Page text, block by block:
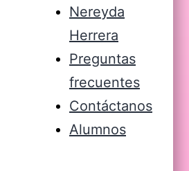
Nereyda
Herrera
Preguntas
frecuentes
Contáctanos
Alumnos